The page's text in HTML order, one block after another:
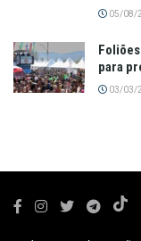
05/08/
para
03/03/